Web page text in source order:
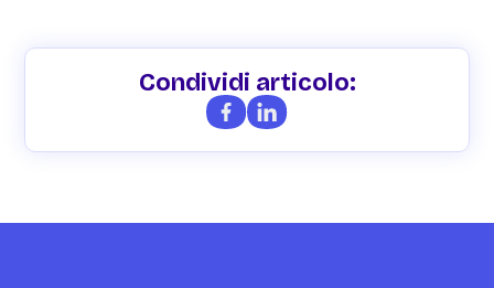
Condividi articolo: